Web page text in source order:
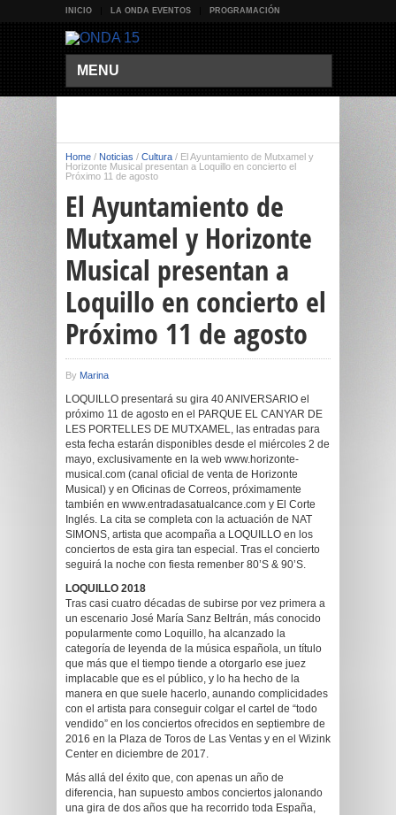
INICIO LA ONDA EVENTOS PROGRAMACIÓN
MENU
Home / Noticias / Cultura / El Ayuntamiento de Mutxamel y
Horizonte Musical presentan a Loquillo en concierto el
Próximo 11 de agosto
El Ayuntamiento de
Mutxamel y Horizonte
Musical presentan a
Loquillo en concierto el
Próximo 11 de agosto
By Marina
LOQUILLO presentará su gira 40 ANIVERSARIO el
próximo 11 de agosto en el PARQUE EL CANYAR DE
LES PORTELLES DE MUTXAMEL, las entradas para
esta fecha estarán disponibles desde el miércoles 2 de
mayo, exclusivamente en la web www.horizonte-
musical.com (canal oficial de venta de Horizonte
Musical) y en Oficinas de Correos, próximamente
también en www.entradasatualcance.com y El Corte
Inglés. La cita se completa con la actuación de NAT
SIMONS, artista que acompaña a LOQUILLO en los
conciertos de esta gira tan especial. Tras el concierto
seguirá la noche con fiesta remenber 80’S & 90’S.
LOQUILLO 2018
Tras casi cuatro décadas de subirse por vez primera a
un escenario José María Sanz Beltrán, más conocido
popularmente como Loquillo, ha alcanzado la
categoría de leyenda de la música española, un título
que más que el tiempo tiende a otorgarlo ese juez
implacable que es el público, y lo ha hecho de la
manera en que suele hacerlo, aunando complicidades
con el artista para conseguir colgar el cartel de “todo
vendido” en los conciertos ofrecidos en septiembre de
2016 en la Plaza de Toros de Las Ventas y en el Wizink
Center en diciembre de 2017.
Más allá del éxito que, con apenas un año de
diferencia, han supuesto ambos conciertos jalonando
una gira de dos años que ha recorrido toda España,